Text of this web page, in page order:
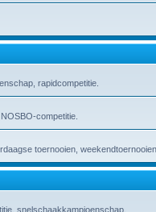
rapidcompetitie.
competitie.
toernooien,
snelschaakkampioenschap.